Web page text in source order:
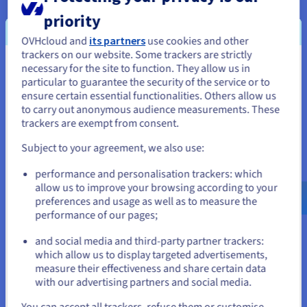
excl. btw/maand
Configureer
8 vCores
24 GBRAM
200 GB SSD NVMe
Sauvegarde automatisée 1 jour
Trafic illimité
3 Gbps public bandwidth
Waarom cPanel op een OVHcloud
VPS implementeren?
Je lijkt je in Verenigde Staten te
bevinden.
Als je wilt bestellen vanuit [land], moet je de juiste website
doorbladeren en een account aanmaken.
us.ovhcloud.com/vps Engels USD - $
or
Blijf op de huidige website
priority
OVHcloud and its partnersuse cookies and other
trackers on our website. Some trackers are strictly
necessary for the site to function. They allow us in
particular to guarantee the security of the service or to
ensure certain essential functionalities. Others allow us
to carry out anonymous audience measurements. These
trackers are exempt from consent.
Subject to your agreement, we also use:
performance and personalisation trackers: which
allow us to improve your browsing according to your
preferences and usage as well as to measure the
performance of our pages;
and social media and third-party partner trackers:
which allow us to display targeted advertisements,
measure their effectiveness and share certain data
with our advertising partners and social media.